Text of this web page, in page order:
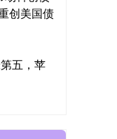
创美国债
五，苹